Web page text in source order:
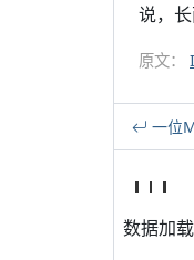
说，
原文：
一位
数据加